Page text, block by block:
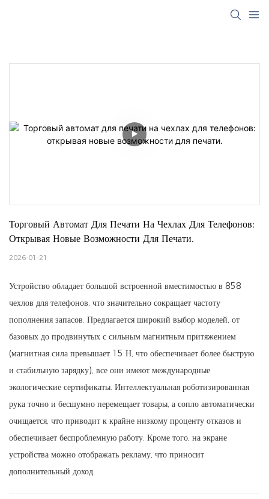
Торговый Автомат Для Печати На Чехлах Для Телефонов:
Открывая Новые Возможности Для Печати.
2026-01-21
Устройство обладает большой встроенной вместимостью в 858
чехлов для телефонов, что значительно сокращает частоту
пополнения запасов. Предлагается широкий выбор моделей, от
базовых до продвинутых с сильным магнитным притяжением
(магнитная сила превышает 15 Н, что обеспечивает более быструю
и стабильную зарядку), все они имеют международные
экологические сертификаты. Интеллектуальная роботизированная
рука точно и бесшумно перемещает товары, а сопло автоматически
очищается, что приводит к крайне низкому проценту отказов и
обеспечивает беспроблемную работу. Кроме того, на экране
устройства можно отображать рекламу, что приносит
дополнительный доход.